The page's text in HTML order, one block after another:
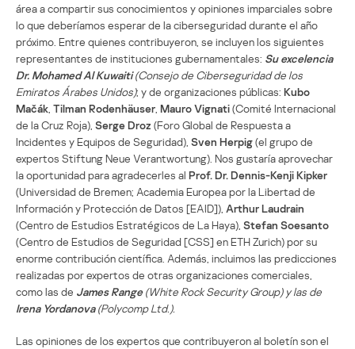
área a compartir sus conocimientos y opiniones imparciales sobre
lo que deberíamos esperar de la ciberseguridad durante el año
próximo. Entre quienes contribuyeron, se incluyen los siguientes
representantes de instituciones gubernamentales: Su excelencia
Dr. Mohamed Al Kuwaiti(Consejo de Ciberseguridad de los
Emiratos Árabes Unidos); y de organizaciones públicas: Kubo
Mačák Tilman Rodenhäuser Mauro Vignati(Comité Internacional
de la Cruz Roja), Serge Droz (Foro Global de Respuesta a
Incidentes y Equipos de Seguridad), Sven Herpig(el grupo de
expertos Stiftung Neue Verantwortung). Nos gustaría aprovechar
la oportunidad para agradecerles al Prof. Dr. Dennis-Kenji Kipker
(Universidad de Bremen; Academia Europea por la Libertad de
Información y Protección de Datos [EAID]), Arthur Laudrain
(Centro de Estudios Estratégicos de La Haya), Stefan Soesanto
(Centro de Estudios de Seguridad [CSS] en ETH Zurich) por su
enorme contribución científica. Además, incluimos las predicciones
realizadas por expertos de otras organizaciones comerciales,
como las de James Range(White Rock Security Group) y las de
Irena Yordanova(Polycomp Ltd.).
Las opiniones de los expertos que contribuyeron al boletín son el